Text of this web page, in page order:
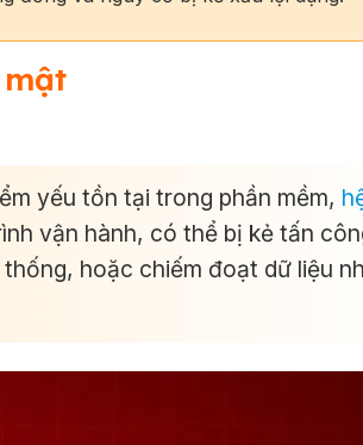
mật
yếu tồn tại trong phần mềm,
vận hành, có thể bị kẻ tấn
hoặc chiếm đoạt dữ liệu